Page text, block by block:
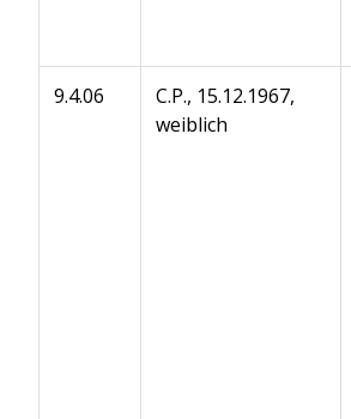
9.4.06
C.P., 15.12.1967,
weiblich